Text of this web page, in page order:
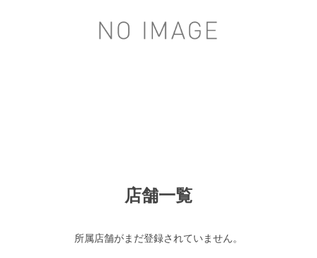
店舗一覧
所属店舗がまだ登録されていません。